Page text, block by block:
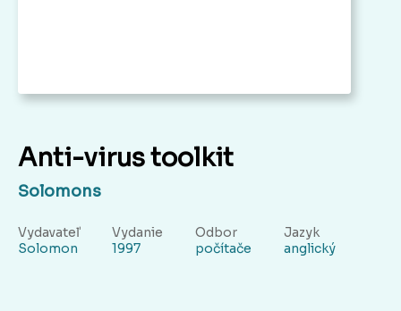
Anti-virus toolkit
Solomons
Vydavateľ
Solomon
Vydanie
1997
Odbor
počítače
Jazyk
anglický